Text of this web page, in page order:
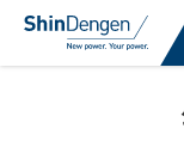
半导体产品检索入
한국어